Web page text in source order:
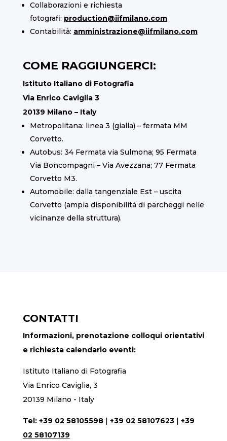
Collaborazioni e richiesta
fotografi: production@iifmilano.com
Contabilità: amministrazione@iifmilano.com
COME RAGGIUNGERCI:
Istituto Italiano di Fotografia
Via Enrico Caviglia 3
20139 Milano – Italy
Metropolitana: linea 3 (gialla) – fermata MM
Corvetto.
Autobus: 34 Fermata via Sulmona; 95 Fermata
Via Boncompagni – Via Avezzana; 77 Fermata
Corvetto M3.
Automobile: dalla tangenziale Est – uscita
Corvetto (ampia disponibilità di parcheggi nelle
vicinanze della struttura).
CONTATTI
Informazioni, prenotazione colloqui orientativi
e richiesta calendario eventi:
Istituto Italiano di Fotografia
Via Enrico Caviglia, 3
20139 Milano - Italy
Tel: +39 02 58105598| +39 02 58107623| +39
02 58107139